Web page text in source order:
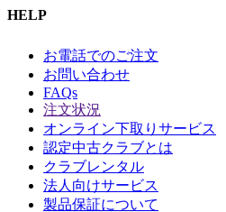
HELP
お電話でのご注文
お問い合わせ
FAQs
注文状況
オンライン下取りサービス
認定中古クラブとは
クラブレンタル
法人向けサービス
製品保証について